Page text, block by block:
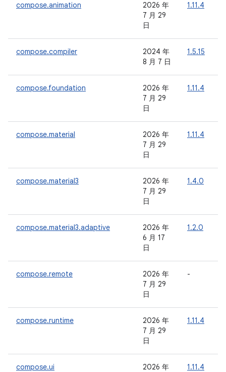
compose.animation
2026 年
7 月 29
日
1.11.4
compose.compiler
2024 年
8 月 7 日
1.5.15
compose.foundation
2026 年
7 月 29
日
1.11.4
compose.material
2026 年
7 月 29
日
1.11.4
compose.material3
2026 年
7 月 29
日
1.4.0
compose.material3.adaptive
2026 年
6 月 17
日
1.2.0
compose.remote
2026 年
7 月 29
日
-
compose.runtime
2026 年
7 月 29
日
1.11.4
compose.ui
2026 年
1.11.4